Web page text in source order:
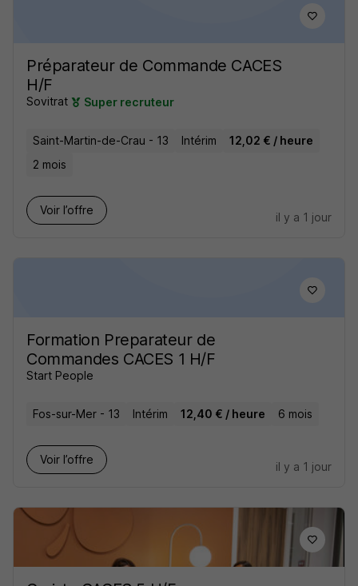
Préparateur de Commande CACES
H/F
Sovitrat Super recruteur
Saint-Martin-de-Crau - 13 Intérim
12,02 € / heure
2 mois
Voir l’offre
il y a 1 jour
Formation Preparateur de
Commandes CACES 1 H/F
Start People
Fos-sur-Mer - 13 Intérim 12,40 € / heure 6 mois
Voir l’offre
il y a 1 jour